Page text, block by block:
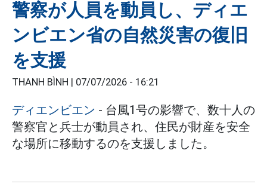
警察が人員を動員し、ディエ
ンビエン省の自然災害の復旧
を支援
THANH BÌNH | 07/07/2026 - 16:21
ディエンビエン - 台風1号の影響で、数十人の
警察官と兵士が動員され、住民が財産を安全
な場所に移動するのを支援しました。